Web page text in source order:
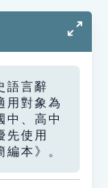
語言辭
用對象為
中、高中
先使用
編本》。